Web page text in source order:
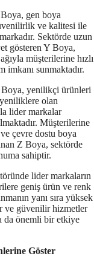
gen boya
ve kalitesi ile
Sektörde uzun
gösteren Y Boya,
müşterilerine hızlı
imkanı sunmaktadır.
yenilikçi ürünleri
olan
lider markalar
Müşterilerine
çevre dostu boya
Z Boya, sektörde
sahiptir.
lider markaların
geniş ürün ve renk
yanı sıra yüksek
ve güvenilir hizmetler
da önemli bir etkiye
Göster